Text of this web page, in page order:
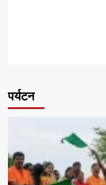
पर्यटन